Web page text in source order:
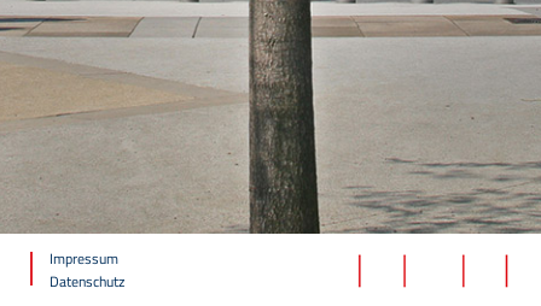
Impressum
Datenschutz